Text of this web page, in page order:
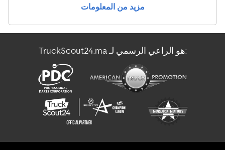
مزيد من المعلومات
TruckScout24.ma هو الراعي الرسمي لـ: